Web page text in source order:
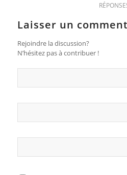
Laisser un
Rejoindre la discussion?
N’hésitez pas à contribuer !